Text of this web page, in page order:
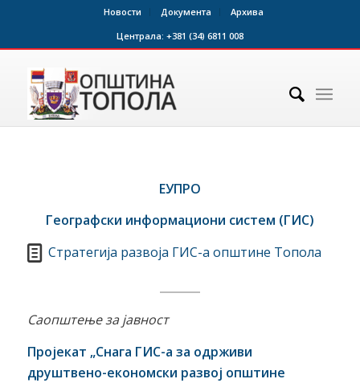
Новости Документа
Архива
Централа: +381 (34) 6811 008
ЕУПРО
Географски информациони систем (ГИС)
Стратегија развоја ГИС-а општине Топола
Саопштење за јавност
Пројекат „Снага ГИС-а за одрживи
друштвено-економски развој општине